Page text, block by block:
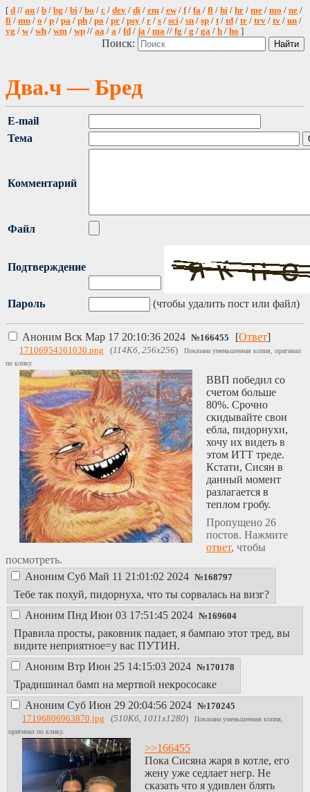
[ d // au / b / bg / bi / bo / c / dev / di / em / ew/ f/ fa / fl / hi / hr / me / mo / ne /
fi / mu / o / p / pa / ph / po / pr / psy / r / s / sci / sn / sp / t/ td / tr / trv / tv / un /
vg / w/ wh / wm / wp // aa / a / fd / ja / ma // fg / g / ga / h / ho ]
Поиск:
Два.ч — Бред
E-mail
Тема
Комментарий
Файл
Подтверждение
Пароль (чтобы удалить пост или файл)
Аноним Вск Мар 17 20:10:36 2024 №166455 [Ответ]
17106954361030.png (114Кб, 256x256)
Показана уменьшенная копия, оригинал
по клику.
ВВП победил со
счетом больше
80%. Срочно
скидывайте свои
ебла, пидорнухи,
хочу их видеть в
этом ИТТ треде.
Кстати, Сисян в
данный момент
разлагается в
теплом гробу.
Пропущено 26
постов. Нажмите
ответ, чтобы
посмотреть.
Аноним Суб Май 11 21:01:02 2024 №168797
Тебе так похуй, пидорнуха, что ты сорвалась на визг?
Аноним Пнд Июн 03 17:51:45 2024 №169604
Правила просты, раковник падает, я бампаю этот тред, вы
видите неприятное=у вас ПУТИН.
Аноним Втр Июн 25 14:15:03 2024 №170178
Традишинал бамп на мертвой некрососаке
Аноним Суб Июн 29 20:04:56 2024 №170245
17196806963870.jpg (510Кб, 1011x1280)
Показана уменьшенная копия,
оригинал по клику.
>>166455
Пока Сисяна жаря в котле, его
жену уже седлает негр. Не
сказать что я удивлен блять